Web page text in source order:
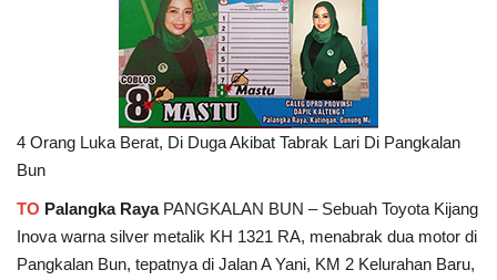
4 Orang Luka Berat, Di Duga Akibat Tabrak Lari Di Pangkalan
Bun
TO Palangka RayaPANGKALAN BUN – Sebuah Toyota Kijang
Inova warna silver metalik KH 1321 RA, menabrak dua motor di
Pangkalan Bun, tepatnya di Jalan A Yani, KM 2 Kelurahan Baru,